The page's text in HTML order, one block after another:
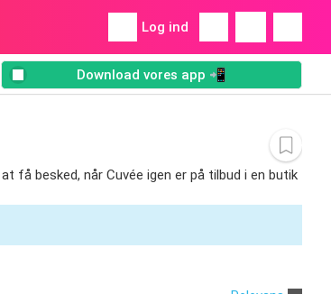
Log ind
Download vores app 📲
få besked, når Cuvée igen er på tilbud i en butik